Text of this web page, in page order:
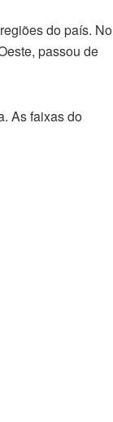
do país. No
passou de
As faixas do